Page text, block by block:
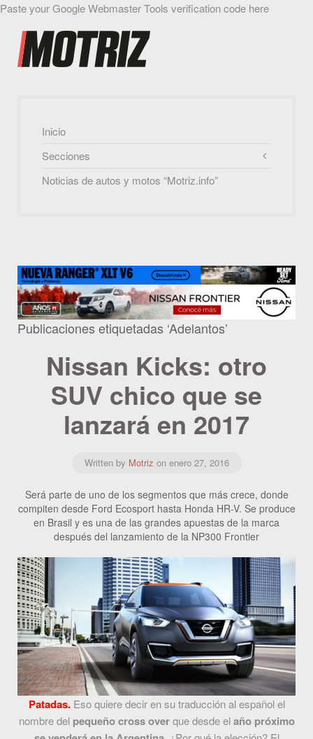
Paste your Google Webmaster Tools verification code here
Inicio
Secciones
Noticias de autos y motos “Motriz.info”
Publicaciones etiquetadas ‘Adelantos’
Nissan Kicks: otro
SUV chico que se
lanzará en 2017
Written by Motriz on enero 27, 2016
Será parte de uno de los segmentos que más crece, donde
compiten desde Ford Ecosport hasta Honda HR-V. Se produce
en Brasil y es una de las grandes apuestas de la marca
después del lanzamiento de la NP300 Frontier
Patadas. Eso quiere decir en su traducción al español el
nombre delpequeño cross overque desde elaño próximo